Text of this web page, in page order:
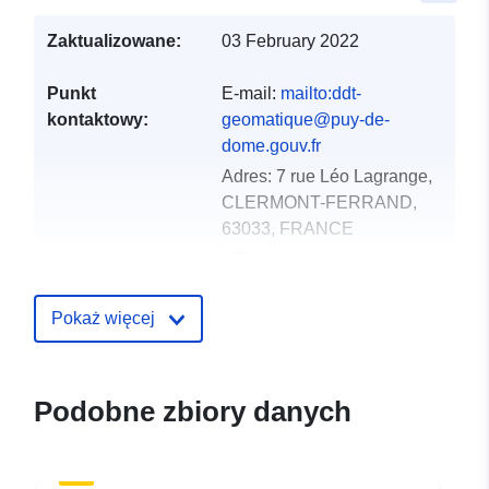
Zaktualizowane: 03 February 2022
Punkt
kontaktowy:
E-mail: mailto:ddt-
geomatique@puy-de-
dome.gouv.fr
Adres: 7 rue Léo Lagrange,
CLERMONT-FERRAND,
63033, FRANCE
Zapis katalogu:
Zaktualizowano dane.europa.eu:
02 July 2022
Przestrzenne:
Pokaż więcej
Podobne zbiory danych